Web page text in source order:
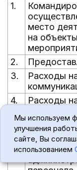
1.
место
на
2.
3.
Расходы
4.
Расходы
5.
Расходы
сторонних
6.
Расходы
Мы используем
улучшения
сайте, Вы
использованием